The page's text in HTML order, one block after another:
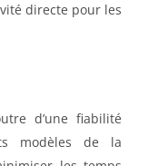
directe pour les
d’une fiabilité
modèles de la